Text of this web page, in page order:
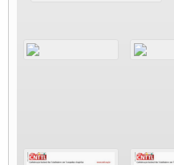
Fabio Primo testa positivo para
Modal-Live#9 Quais são os direitos dos
Participe da Campanha Fora Bolsonaro
CNTTL e FECOOTAC apoiam
MODAL-LIVE#8 - Lideranças
O PAPEL DA ITF E FUTAC NAS